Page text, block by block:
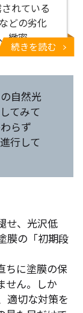
れている
どの劣化
緻密
続きを読む
自然光
てみて
らず
行して
せ、光沢低
膜の「初期段
ちに塗膜の保
せん。しか
適切な対策を